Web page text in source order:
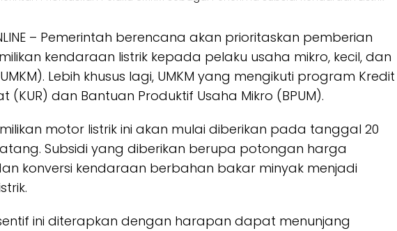
– Pemerintah berencana akan prioritaskan pemberian
kendaraan listrik kepada pelaku usaha mikro, kecil, dan
Lebih khusus lagi, UMKM yang mengikuti program Kredit
(KUR) dan Bantuan Produktif Usaha Mikro (BPUM).
motor listrik ini akan mulai diberikan pada tanggal 20
Subsidi yang diberikan berupa potongan harga
konversi kendaraan berbahan bakar minyak menjadi
ini diterapkan dengan harapan dapat menunjang